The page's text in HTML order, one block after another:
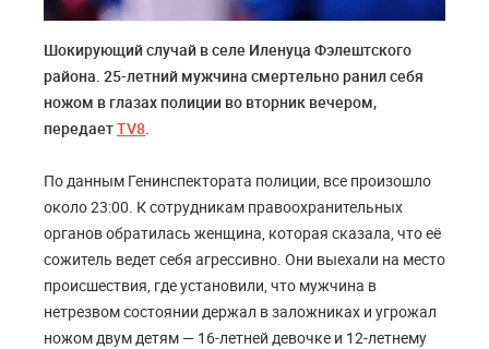
Шокирующий случай в селе Иленуца Фэлештского
района. 25-летний мужчина смертельно ранил себя
ножом в глазах полиции во вторник вечером,
передаетTV8.
По данным Генинспектората полиции, все произошло
около 23:00. К сотрудникам правоохранительных
органов обратилась женщина, которая сказала, что её
сожитель ведет себя агрессивно. Они выехали на место
происшествия, где установили, что мужчина в
нетрезвом состоянии держал в заложниках и угрожал
ножом двум детям — 16-летней девочке и 12-летнему